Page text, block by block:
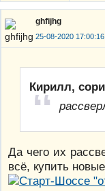
ghfijhg
25-08-2020 17:00:16
Кирилл,
Да чего их
всё, купить